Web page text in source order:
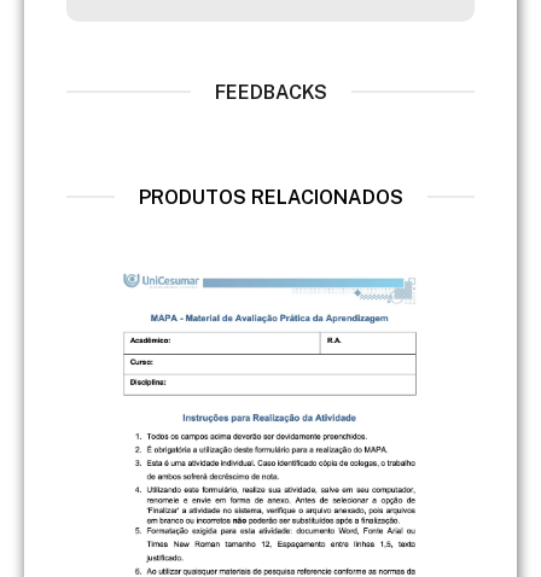
FEEDBACKS
PRODUTOS RELACIONADOS